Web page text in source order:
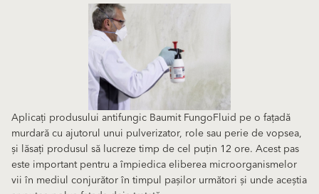
Aplicați produsului antifungic Baumit FungoFluid pe o fațadă
murdară cu ajutorul unui pulverizator, role sau perie de vopsea,
și lăsați produsul să lucreze timp de cel puțin 12 ore. Acest pas
este important pentru a împiedica eliberea microorganismelor
vii în mediul conjurător în timpul pașilor următori și unde aceștia